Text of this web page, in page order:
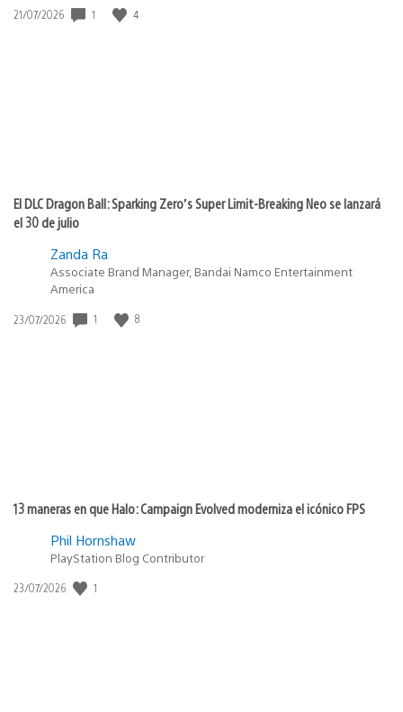
Fecha
21/07/2026 1 4
El DLC Dragon Ball: Sparking Zero’s Super Limit-Breaking Neo se lanzará
el 30 de julio
Zanda Ra
Associate Brand Manager, Bandai Namco Entertainment
America
Fecha
23/07/2026 1 8
13 maneras en que Halo: Campaign Evolved moderniza el icónico FPS
Phil Hornshaw
PlayStation Blog Contributor
Fecha
23/07/2026 1